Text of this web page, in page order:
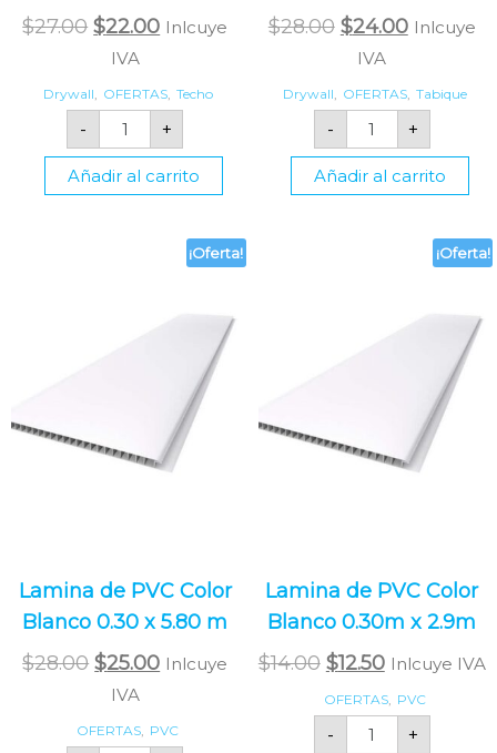
$27.00 $22.00 Inlcuye
IVA
Drywall, OFERTAS, Techo
- +
Añadir al carrito
$28.00 $24.00 Inlcuye
IVA
Drywall, OFERTAS, Tabique
- +
Añadir al carrito
¡Oferta!
Lamina de PVC Color
Blanco 0.30 x 5.80 m
$28.00 $25.00 Inlcuye
IVA
OFERTAS, PVC
¡Oferta!
Lamina de PVC Color
Blanco 0.30m x 2.9m
$14.00 $12.50 Inlcuye IVA
OFERTAS, PVC
- +